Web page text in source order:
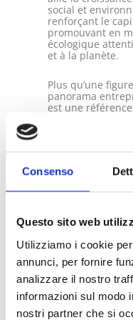
Consenso
Questo sito web
Utilizziamo i cookie
annunci, per fornire
analizzare il nostro
informazioni sul modo
nostri partner che si
social et
renforçant le
promouvant en
écologique
et à la planète.
Plus qu’une
panorama
est une
tourné vers
inclusion et
L’inclusion dans
seulement une
reflète
la construction
italien.
Lisez l’article